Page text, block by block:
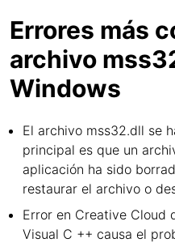
Errores más
archivo
Windows
El archivo mss32.dll se
principal es que un
aplicación ha sido
restaurar el archivo o
Error en Creative Cloud
Visual C ++ causa el